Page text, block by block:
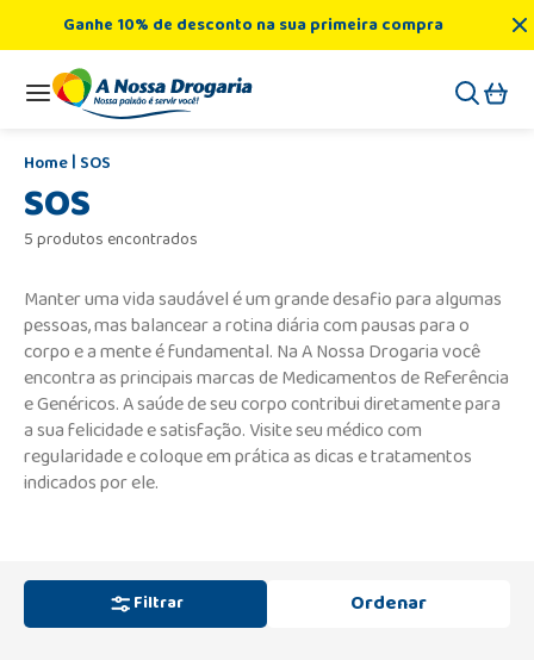
Ganhe 10% de desconto na sua primeira compra
SOS
SOS
5 produtos encontrados
Manter uma vida saudável é um grande desafio para algumas
pessoas, mas balancear a rotina diária com pausas para o
corpo e a mente é fundamental. Na A Nossa Drogaria você
encontra as principais marcas de Medicamentos de Referência
e Genéricos. A saúde de seu corpo contribui diretamente para
a sua felicidade e satisfação. Visite seu médico com
regularidade e coloque em prática as dicas e tratamentos
indicados por ele.
Filtrar